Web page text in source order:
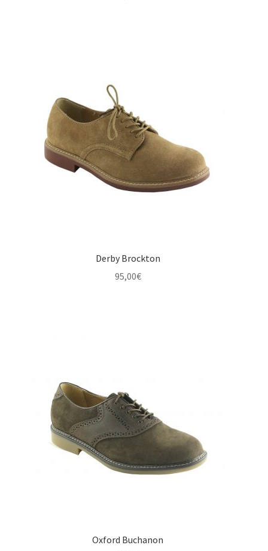
Derby Brockton
95,00€
Oxford Buchanon